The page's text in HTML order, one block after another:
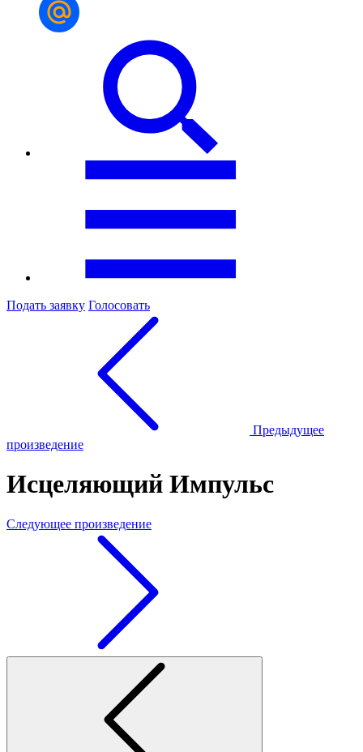
Подать заявку Голосовать
Предыдущее
произведение
Исцеляющий Импульс
Следующее произведение